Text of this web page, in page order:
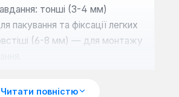
тонші (3-4 мм)
пакування та фіксації легких
(6-8 мм) — для монтажу
Читати повністю